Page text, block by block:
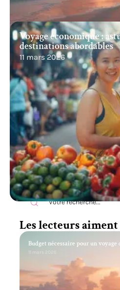
Voyage économique :
destinations abordables
11 mars 2026
Recherche
Les lecteurs aiment
Budget nécessaire pour un
11 mars 2026